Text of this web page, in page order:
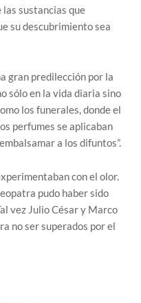
las sustancias que
su descubrimiento sea
gran predilección por la
sólo en la vida diaria sino
los funerales, donde el
perfumes se aplicaban
a los difuntos”.
con el olor.
pudo haber sido
vez Julio César y Marco
no ser superados por el